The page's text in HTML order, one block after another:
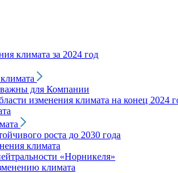
климата за 2024 год
для Компании
изменения климата на конец 2024
роста до 2030 года
климата
«Норникеля»
климата